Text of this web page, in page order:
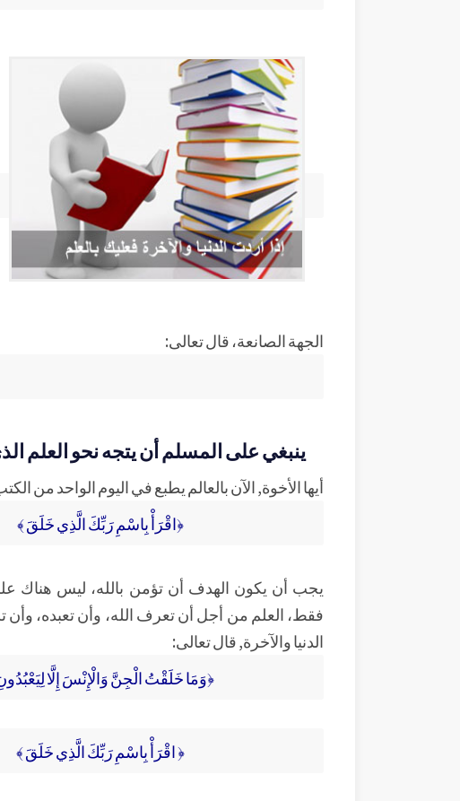
الجهة الصانعة، قال تعالى:
ينبغي على المسلم أن يتجه نحو العلم
أيها الأخوة, الآن بالعالم يطبع في اليوم الواحد من الكتب بلغة واحدة
﴿اقْرَأْ بِاسْمِ رَبِّكَ الَّذِي خَلَقَ ﴾
يجب أن يكون الهدف أن تؤمن بالله، ليس هناك
فقط، العلم من أجل أن تعرف الله، وأن تعبده،
الدنيا والآخرة, قال تعالى:
﴿وَمَا خَلَقْتُ الْجِنَّ وَالْإِنْسَ إِلَّا
﴿ اقْرَأْ بِاسْمِ رَبِّكَ الَّذِي خَلَقَ ﴾